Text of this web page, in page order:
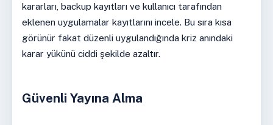
kararları, backup kayıtları ve kullanıcı tarafından
eklenen uygulamalar kayıtlarını incele. Bu sıra kısa
görünür fakat düzenli uygulandığında kriz anındaki
karar yükünü ciddi şekilde azaltır.
Güvenli Yayına Alma